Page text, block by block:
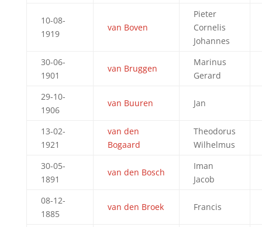
10-08-
1919
van Boven
Pieter
Cornelis
Johannes
30-06-
1901
van Bruggen
Marinus
Gerard
29-10-
1906
van Buuren Jan
13-02-
1921
van den
Bogaard
Theodorus
Wilhelmus
30-05-
1891
van den Bosch
Iman
Jacob
08-12-
1885
van den Broek Francis